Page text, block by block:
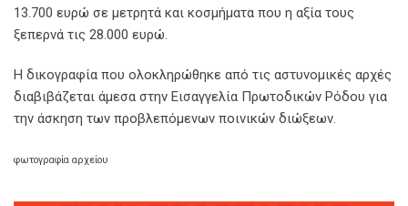
13.700 ευρώ σε μετρητά και κοσμήματα που η αξία τους
ξεπερνά τις 28.000 ευρώ.
Η δικογραφία που ολοκληρώθηκε από τις αστυνομικές αρχές
διαβιβάζεται άμεσα στην Εισαγγελία Πρωτοδικών Ρόδου για
την άσκηση των προβλεπόμενων ποινικών διώξεων.
φωτογραφία αρχείου